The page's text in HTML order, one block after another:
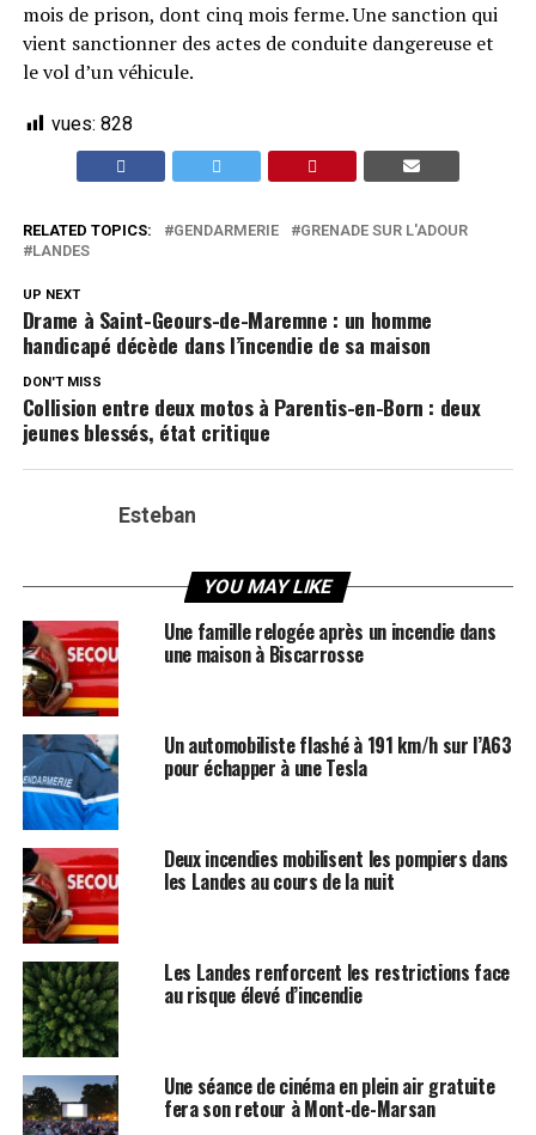
mois de prison, dont cinq mois ferme. Une sanction qui
vient sanctionner des actes de conduite dangereuse et
le vol d’un véhicule.
vues: 828
RELATED TOPICS: GENDARMERIE
GRENADE SUR L'ADOUR
LANDES
UP NEXT
Drame à Saint-Geours-de-Maremne : un homme
handicapé décède dans l’incendie de sa maison
DON'T MISS
Collision entre deux motos à Parentis-en-Born : deux
jeunes blessés, état critique
Esteban
YOU MAY LIKE
Une famille relogée après un incendie dans
une maison à Biscarrosse
Un automobiliste flashé à 191 km/h sur l’A63
pour échapper à une Tesla
Deux incendies mobilisent les pompiers dans
les Landes au cours de la nuit
Les Landes renforcent les restrictions face
au risque élevé d’incendie
Une séance de cinéma en plein air gratuite
fera son retour à Mont-de-Marsan